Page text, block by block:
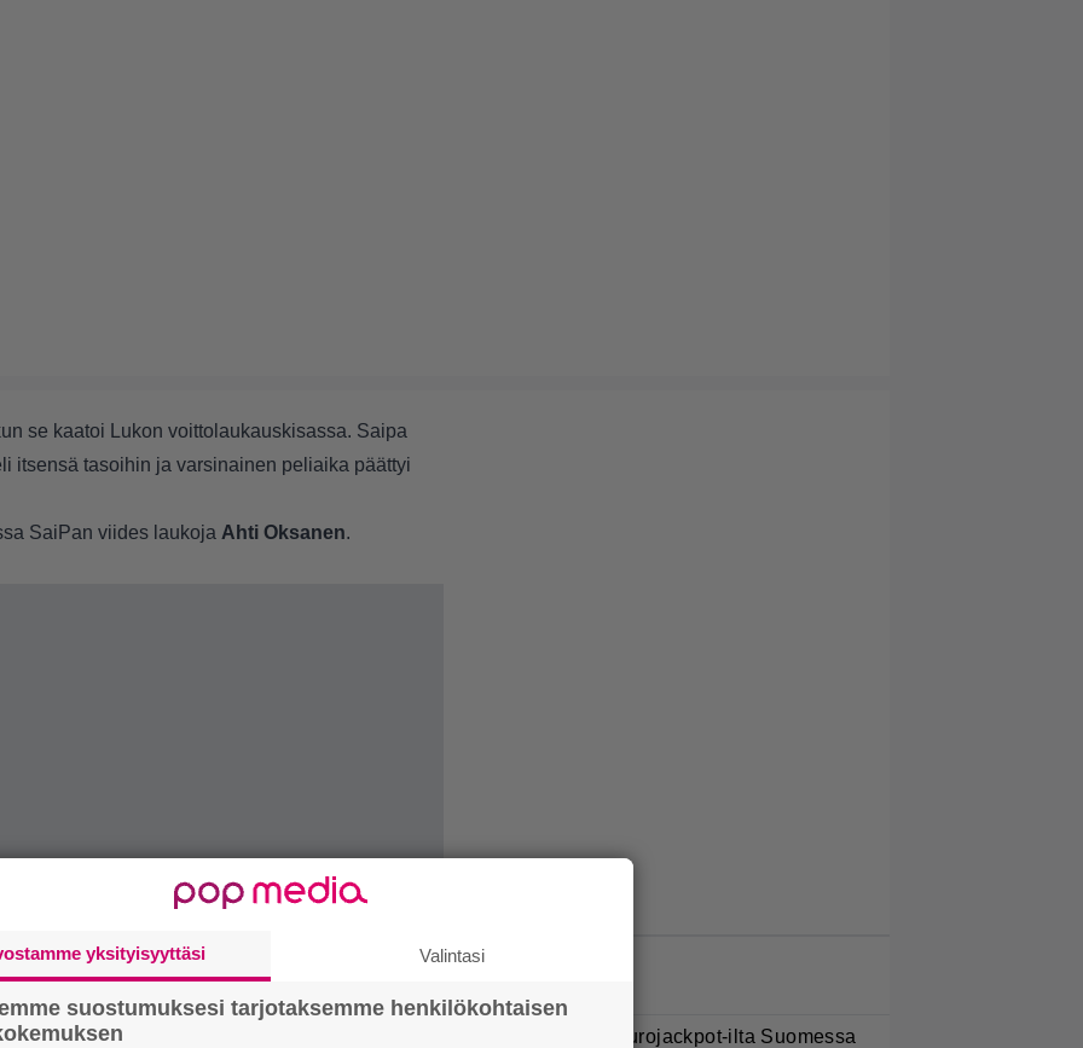
se kaatoi Lukon voittolaukauskisassa. Saipa
itsensä tasoihin ja varsinainen peliaika päättyi
SaiPan viides laukoja Ahti Oksanen.
Johan oli Eurojackpot-ilta Suomessa
yksityisyyttäsi Valintasi
suostumuksesi tarjotaksemme henkilökohtaisen